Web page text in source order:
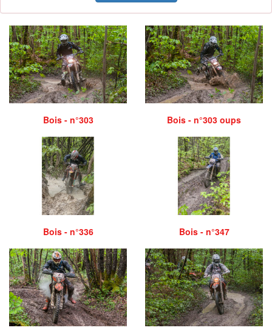
Bois - n°303 Bois - n°303 oups
Bois - n°336 Bois - n°347